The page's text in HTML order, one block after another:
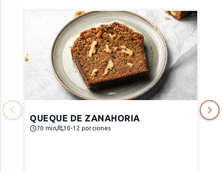
QUEQUE DE ZANAHORIA
70 min 10-12 porciones